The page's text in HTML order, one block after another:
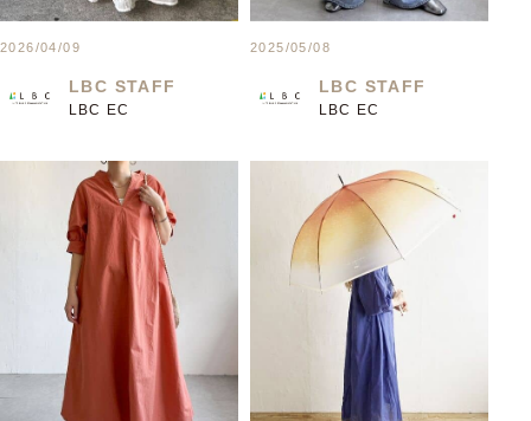
2026/04/09
LBC STAFF
LBC EC
2025/05/08
LBC STAFF
LBC EC